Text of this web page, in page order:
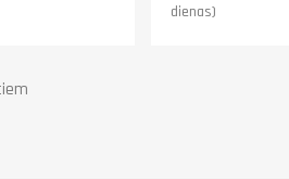
dienas)